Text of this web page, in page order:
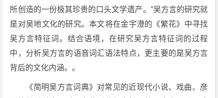
所创造的一份极其珍贵的口头文学遗产。”吴方言的研究就
是对吴地文化的研究。本文将在金宇澄的《繁花》中寻找
吴方言特征词。结合语境，在研究吴方言特征词的过程
中，分析吴方言的语音词汇语法特点，更主要的是吴方言
背后的文化内涵。。
《简明吴方言词典》对常见的近现代小说、戏曲、彦